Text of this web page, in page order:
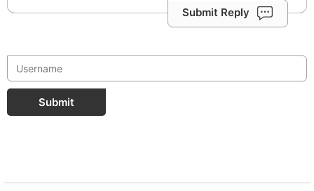
Submit Reply
Submit